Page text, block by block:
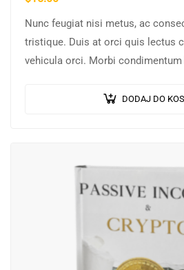
Nunc feugiat nisi metus, ac
tristique. Duis at orci quis lectus
vehicula orci. Morbi condimentum
DODAJ DO